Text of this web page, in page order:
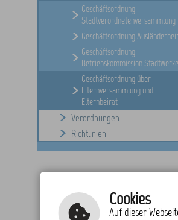
Geschäftsordnung
Stadtverordnetenversammlung
Geschäftsordnung
Geschäftsordnung
Betriebskommission Stadtwerke
Geschäftsordnung über
Elternversammlung und
Elternbeirat
Verordnungen
Richtlinien
Cookies
Auf dieser